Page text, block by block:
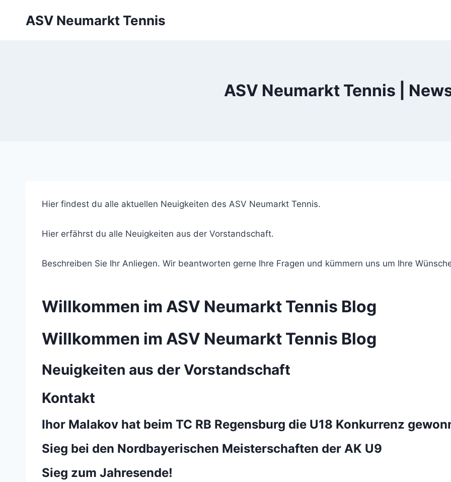
ASV Neumarkt Tennis
ASV Neumarkt Tennis |
Hier findest du alle aktuellen Neuigkeiten des ASV Neumarkt Tennis.
Hier erfährst du alle Neuigkeiten aus der Vorstandschaft.
Beschreiben Sie Ihr Anliegen. Wir beantworten gerne Ihre Fragen und kümmern uns um Ihre
Willkommen im ASV Neumarkt Tennis Blog
Willkommen im ASV Neumarkt Tennis Blog
Neuigkeiten aus der Vorstandschaft
Kontakt
Ihor Malakov hat beim TC RB Regensburg die U18 Konkurrenz
Sieg bei den Nordbayerischen Meisterschaften der AK U9
Sieg zum Jahresende!